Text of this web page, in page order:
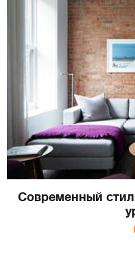
Современный